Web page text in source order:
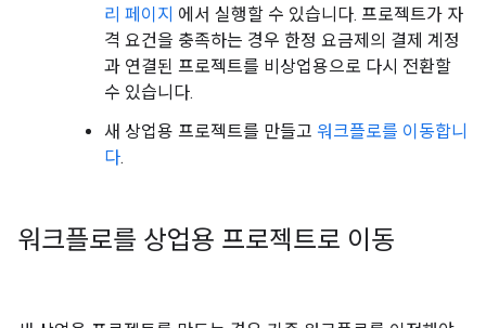
리 페이지 에서 실행할 수 있습니다. 프로젝트가 자
격 요건을 충족하는 경우 한정 요금제의 결제 계정
과 연결된 프로젝트를 비상업용으로 다시 전환할
수 있습니다.
새 상업용 프로젝트를 만들고 워크플로를 이동합니
다.
워크플로를 상업용 프로젝트로 이동